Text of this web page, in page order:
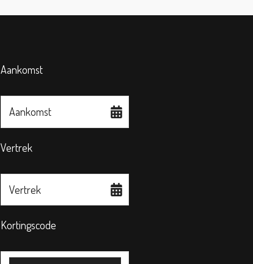
Aankomst
Aankomst
Vertrek
Vertrek
Kortingscode